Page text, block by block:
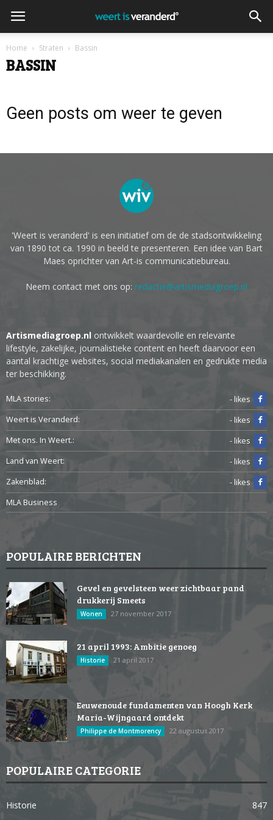
Home Straten Bassin
BASSIN
Geen posts om weer te geven
'Weert is veranderd' is een initiatief om de de stadsontwikkeling
van 1890 tot ca. 1990 in beeld te presenteren. Een idee van Bart
Maes oprichter van Art-is communicatiebureau.
Neem contact met ons op: redactie@artismediagroep.nl
Artismediagroep.nl ontwikkelt waardevolle en relevante
lifestyle, zakelijke, journalistieke content en heeft daarvoor een
aantal krachtige websites, social mediakanalen en gedrukte media
ter beschikking.
MLA stories:
- likes
Weert is Veranderd:
- likes
Met ons. In Weert.:
- likes
Land van Weert:
- likes
Zakenblad:
- likes
MLA Business
POPULAIRE BERICHTEN
Gevel en gevelsteen weer zichtbaar pand
drukkerij Smeets
Wonen 27 november 2017
21 april 1993: Ambitie genoeg
Historie 21 april 2017
Eeuwenoude fundamenten van Hoogh Kerk
Maria-Wijngaard ontdekt
Philippe de Montmorency 22 augustus 2017
POPULAIRE CATEGORIE
Historie
847